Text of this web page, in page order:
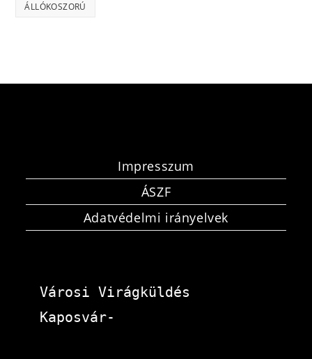
ÁLLÓKOSZORÚ
Impresszum
ÁSZF
Adatvédelmi irányelvek
Városi Virágküldés
Kaposvár-